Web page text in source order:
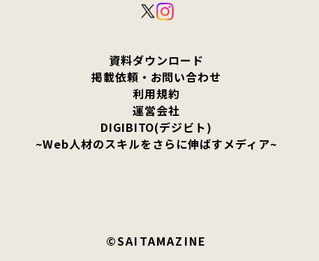
資料ダウンロード
掲載依頼・お問い合わせ
利用規約
運営会社
DIGIBITO(デジビト)
~Web人材のスキルをさらに伸ばすメディア~
©SAITAMAZINE